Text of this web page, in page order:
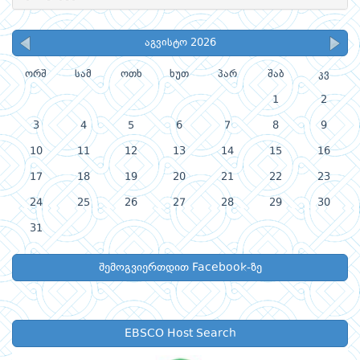
აგვისტო 2026
ორშ სამ ოთხ ხუთ პარ შაბ კვ
1 2
3 4 5 6 7 8 9
10 11 12 13 14 15 16
17 18 19 20 21 22 23
24 25 26 27 28 29 30
31
შემოგვიერთდით Facebook-ზე
EBSCO Host Search